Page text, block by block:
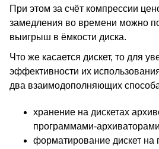
При этом за счёт компрессии
замедления во времени можно
выигрыш в ёмкости диска.
Что же касается дискет, то для
эффективности их
два взаимодополняющих
хранение на дискетах
программами-
форматирование дискет